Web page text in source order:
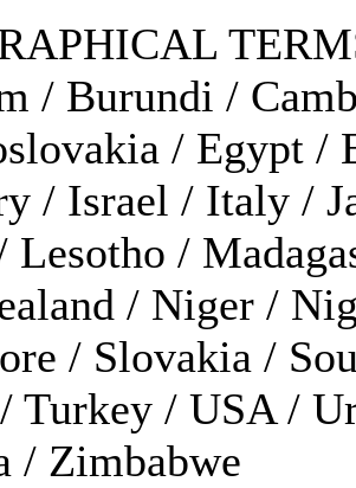
/ Burundi /
/ Egypt /
/ Israel / Italy /
Lesotho /
/ Niger /
/ Slovakia /
Turkey / USA /
/ Zimbabwe